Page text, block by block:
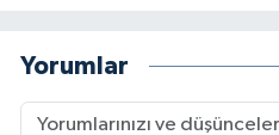
Yorumlar